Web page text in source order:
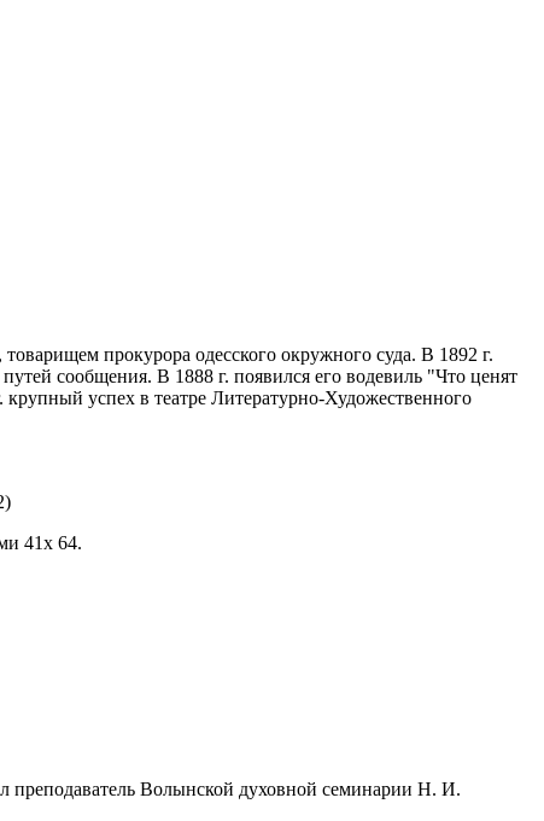
прокурора одесского окружного суда. В 1892 г.
сообщения. В 1888 г. появился его водевиль "Что ценят
успех в театре Литературно-Художественного
41х 64.
преподаватель Волынской духовной семинарии Н. И.